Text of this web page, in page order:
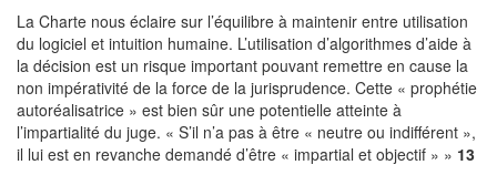
La Charte nous éclaire sur l’équilibre à maintenir entre utilisation
du logiciel et intuition humaine. L’utilisation d’algorithmes d’aide à
la décision est un risque important pouvant remettre en cause la
non impérativité de la force de la jurisprudence. Cette « prophétie
autoréalisatrice » est bien sûr une potentielle atteinte à
l’impartialité du juge. « S’il n’a pas à être « neutre ou indifférent »,
il lui est en revanche demandé d’être « impartial et objectif » » 13